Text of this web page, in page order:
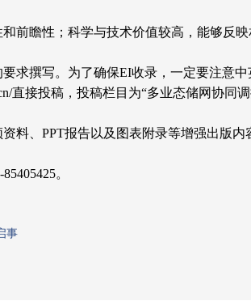
前瞻性；科学与技术价值较高，能够反
求撰写。为了确保EI收录，一定要注意
直接投稿，投稿栏目为“多业态储网协
料、PPT报告以及图表附录等增强出版内
。
事